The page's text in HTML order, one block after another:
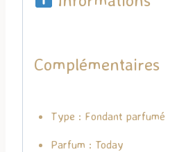
Complémentaires
Type : Fondant parfumé
Parfum : Today